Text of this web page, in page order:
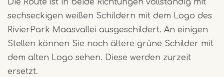
Die Route ist in beide Richtungen vollständig mit
sechseckigen weißen Schildern mit dem Logo des
RivierPark Maasvallei ausgeschildert. An einigen
Stellen können Sie noch ältere grüne Schilder mit
dem alten Logo sehen. Diese werden zurzeit
ersetzt.